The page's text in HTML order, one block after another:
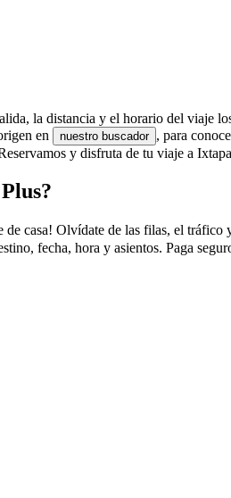
la distancia y el horario del viaje
en
nuestro buscador , para
y disfruta de tu viaje a
casa! Olvídate de las filas, el
fecha, hora y asientos. Paga